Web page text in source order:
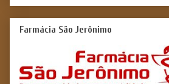
Farmácia São Jerônimo